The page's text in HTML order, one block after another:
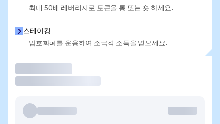
최대 50배 레버리지로 토큰을 롱 또는 숏 하세요.
스테이킹
암호화폐를 운용하여 소극적 소득을 얻으세요.